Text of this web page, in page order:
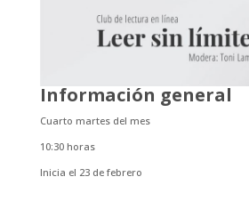
Información general
Cuarto martes del mes
10:30 horas
Inicia el 23 de febrero